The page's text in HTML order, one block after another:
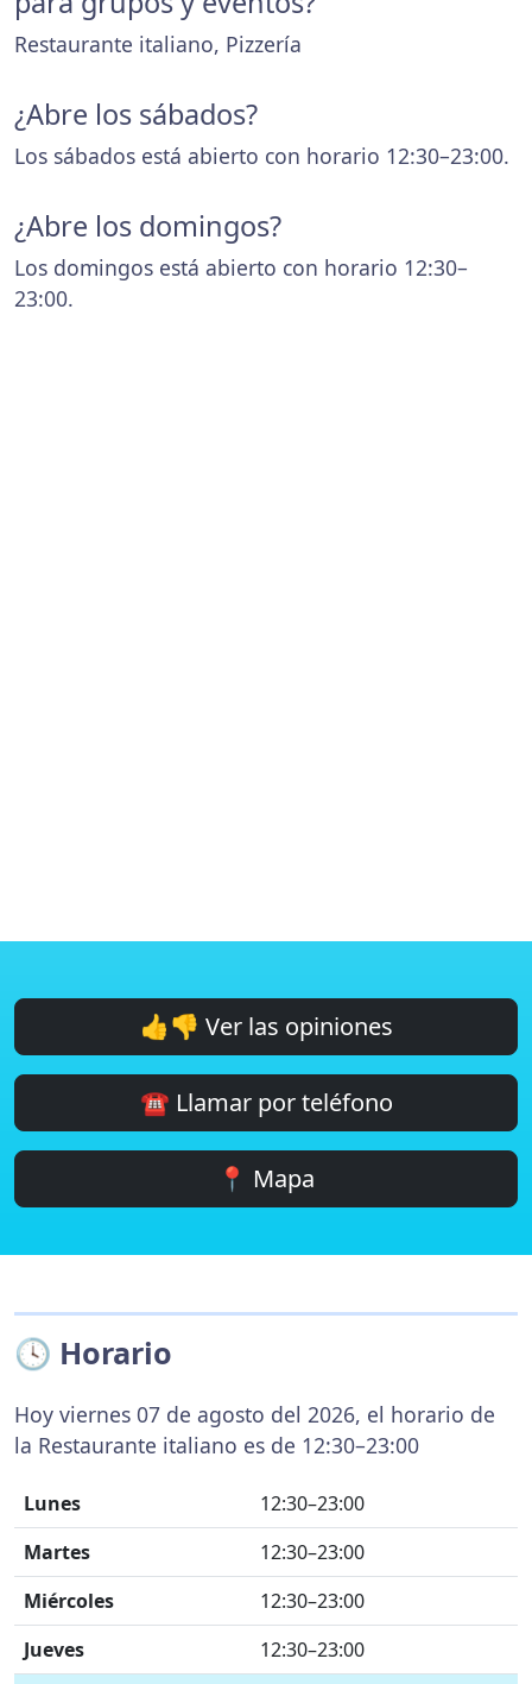
Restaurante italiano, Pizzería
¿Abre los sábados?
Los sábados está abierto con horario 12:30–23:00.
¿Abre los domingos?
Los domingos está abierto con horario 12:30–
23:00.
👍👎 Ver las opiniones
☎️ Llamar por teléfono
📍 Mapa
🕓 Horario
Hoy viernes 07 de agosto del 2026, el horario de
la Restaurante italiano es de 12:30–23:00
Lunes
12:30–23:00
Martes
12:30–23:00
Miércoles
12:30–23:00
Jueves
12:30–23:00